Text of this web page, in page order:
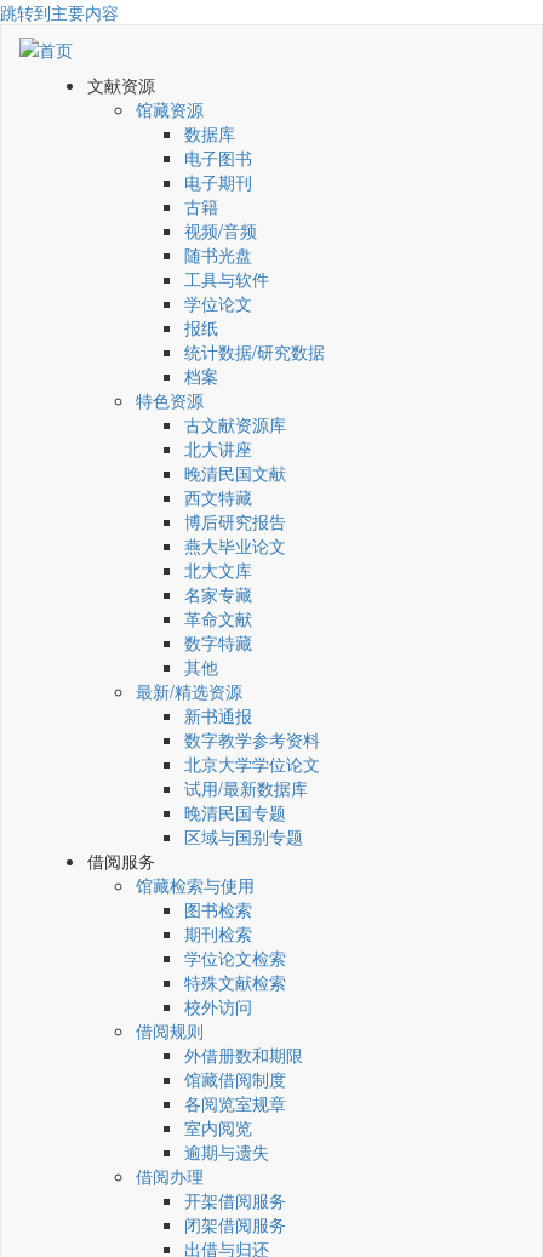
跳转到主要内容
文献资源
馆藏资源
数据库
电子图书
电子期刊
古籍
视频/音频
随书光盘
工具与软件
学位论文
报纸
统计数据/研究数据
档案
特色资源
古文献资源库
北大讲座
晚清民国文献
西文特藏
博后研究报告
燕大毕业论文
北大文库
名家专藏
革命文献
数字特藏
其他
最新/精选资源
新书通报
数字教学参考资料
北京大学学位论文
试用/最新数据库
晚清民国专题
区域与国别专题
借阅服务
馆藏检索与使用
图书检索
期刊检索
学位论文检索
特殊文献检索
校外访问
借阅规则
外借册数和期限
馆藏借阅制度
各阅览室规章
室内阅览
逾期与遗失
借阅办理
开架借阅服务
闭架借阅服务
出借与归还